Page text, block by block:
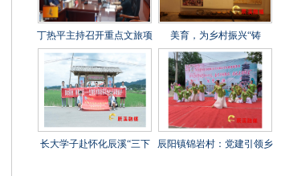
丁热平主持召开重点文旅项
目建设调度会 全力打造“福
地怀化”文旅新秀
美育，为乡村振兴“铸
魂”——辰溪县罗子山瑶族
乡学校开展大树艺术节
长大学子赴怀化辰溪“三下 辰阳镇锦岩村：党建引领乡